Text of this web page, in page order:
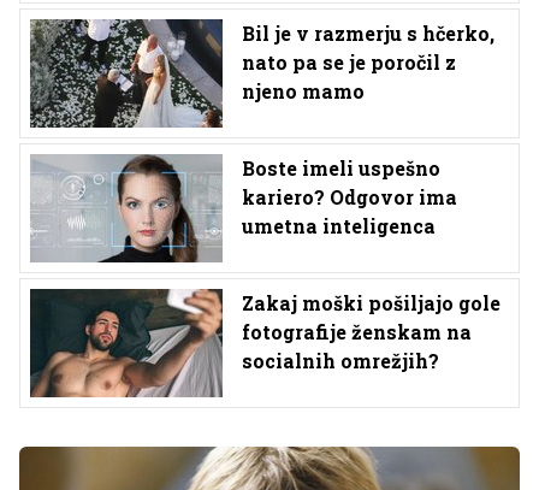
Bil je v razmerju s hčerko,
nato pa se je poročil z
njeno mamo
Boste imeli uspešno
kariero? Odgovor ima
umetna inteligenca
Zakaj moški pošiljajo gole
fotografije ženskam na
socialnih omrežjih?